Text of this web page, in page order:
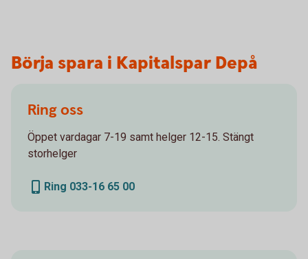
Börja spara i Kapitalspar Depå
Ring oss
Öppet vardagar 7-19 samt helger 12-15. Stängt
storhelger
Ring 033-16 65 00